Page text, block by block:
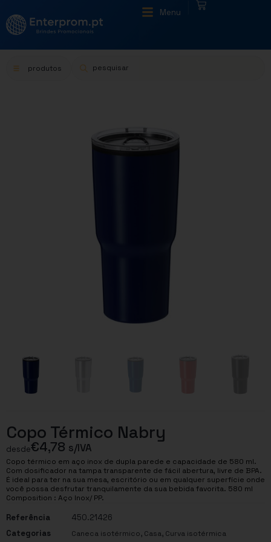
Menu
produtos
Copo Térmico Nabry
desde€4,78 s/IVA
Copo térmico em aço inox de dupla parede e capacidade de 580 ml.
Com dosificador na tampa transparente de fácil abertura, livre de BPA.
É ideal para ter na sua mesa, escritório ou em qualquer superfície onde
você possa desfrutar tranquilamente da sua bebida favorita. 580 ml
Composition : Aço Inox/ PP.
Referência
450.21426
Categorias
Caneca isotérmico, Casa, Curva isotérmica